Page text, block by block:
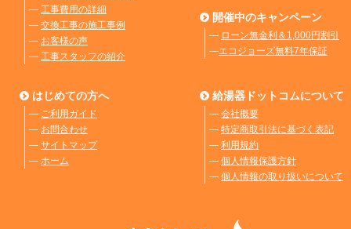
― 工事費用の詳細
― 交換工事の施工事例
― お客様の声
― 工事スタッフの紹介
開催中のキャンペーン
― ローン無金利＆1,000円割引
―エコジョーズ無料7年保証
はじめての方へ
― ご利用ガイド
― お問合わせ
― サイトマップ
― ホーム
給湯器ドットコムについて
― 会社概要
― 特定商取引法に基づく表記
― 利用規約
― 個人情報保護方針
― 個人情報の取り扱いについて